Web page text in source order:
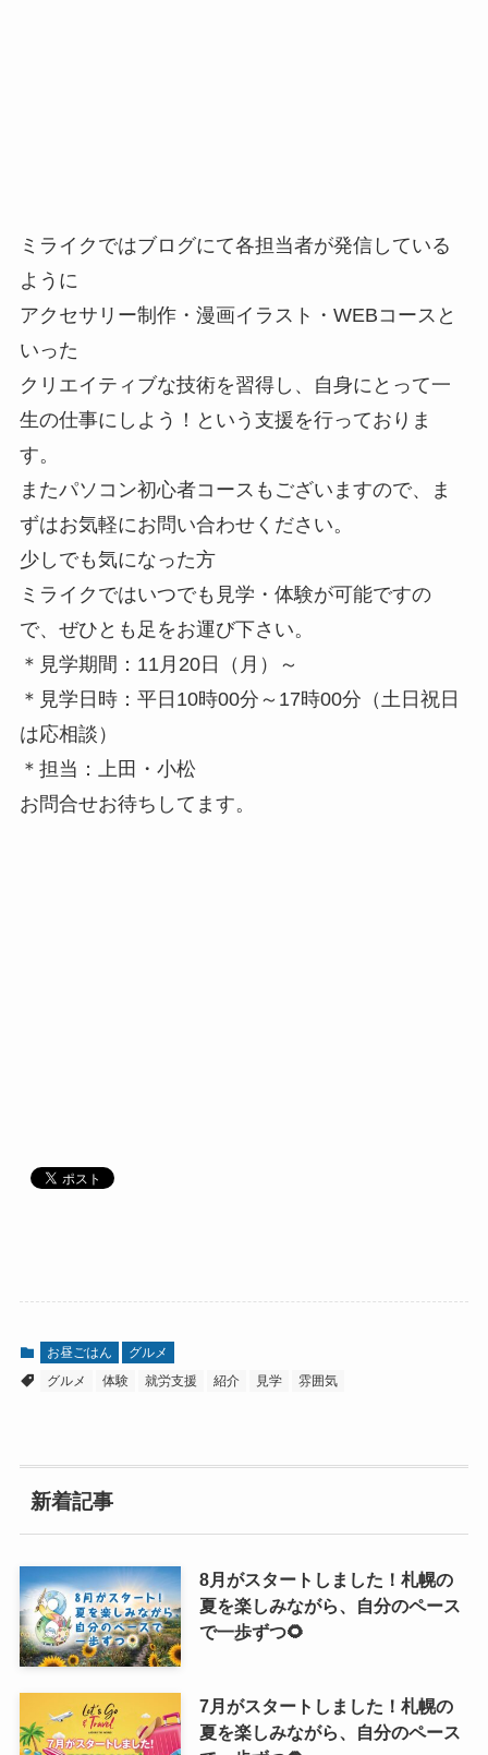
ミライクではブログにて各担当者が発信している
ように
アクセサリー制作・漫画イラスト・WEBコースと
いった
クリエイティブな技術を習得し、自身にとって一
生の仕事にしよう！という支援を行っておりま
す。
またパソコン初心者コースもございますので、ま
ずはお気軽にお問い合わせください。
少しでも気になった方
ミライクではいつでも見学・体験が可能ですの
で、ぜひとも足をお運び下さい。
＊見学期間：11月20日（月）～
＊見学日時：平日10時00分～17時00分（土日祝日
は応相談）
＊担当：上田・小松
お問合せお待ちしてます。
お昼ごはん
グルメ
グルメ
体験 就労支援 紹介 見学 雰囲気
新着記事
8月がスタートしました！札幌の
夏を楽しみながら、自分のペース
で一歩ずつ🌻
7月がスタートしました！札幌の
夏を楽しみながら、自分のペース